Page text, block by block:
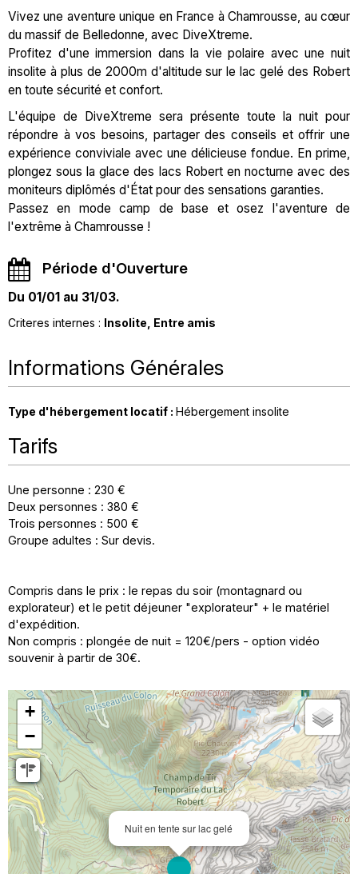
Vivez une aventure unique en France à Chamrousse, au cœur
du massif de Belledonne, avec DiveXtreme.
Profitez d'une immersion dans la vie polaire avec une nuit
insolite à plus de 2000m d'altitude sur le lac gelé des Robert
en toute sécurité et confort.
L'équipe de DiveXtreme sera présente toute la nuit pour
répondre à vos besoins, partager des conseils et offrir une
expérience conviviale avec une délicieuse fondue. En prime,
plongez sous la glace des lacs Robert en nocturne avec des
moniteurs diplômés d'État pour des sensations garanties.
Passez en mode camp de base et osez l'aventure de
l'extrême à Chamrousse !
Période d'Ouverture
Du 01/01 au 31/03.
Criteres internes : Insolite Entre amis
Informations Générales
Type d'hébergement locatif : Hébergement insolite
Tarifs
Une personne : 230 €
Deux personnes : 380 €
Trois personnes : 500 €
Groupe adultes : Sur devis.
Compris dans le prix : le repas du soir (montagnard ou
explorateur) et le petit déjeuner "explorateur" + le matériel
d'expédition.
Non compris : plongée de nuit = 120€/pers - option vidéo
souvenir à partir de 30€.
Nuit en tente sur lac gelé
+
−